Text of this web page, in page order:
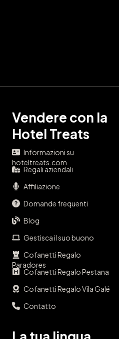
Vendere con la
Hotel Treats
Informazioni su
hoteltreats.com
Regali aziendali
Affiliazione
Domande frequenti
Blog
Gestisca il suo buono
Cofanetti Regalo
Paradores
Cofanetti Regalo Pestana
Cofanetti Regalo Vila Galé
Contatto